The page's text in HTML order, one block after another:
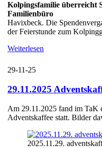
Kolpingsfamilie überreicht
Familienbüro
Havixbeck. Die
der Feierstunde zum
Weiterlesen
29-11-25
29.11.2025
Am 29.11.2025 fand im TaK
Adventskaffee statt. Bilder
2025.11.29.